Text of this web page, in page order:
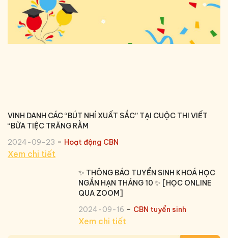
VINH DANH CÁC “BÚT NHÍ XUẤT SẮC” TẠI CUỘC THI VIẾT
“BỮA TIỆC TRĂNG RẰM
2024-09-23 - Hoạt động CBN
Xem chi tiết
✨ THÔNG BÁO TUYỂN SINH KHOÁ HỌC
NGẮN HẠN THÁNG 10 ✨ [HỌC ONLINE
QUA ZOOM]
2024-09-16 - CBN tuyển sinh
Xem chi tiết